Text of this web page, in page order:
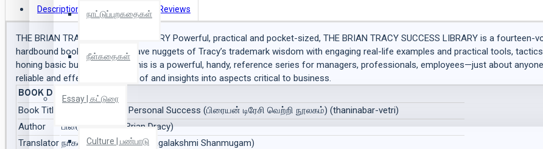
நாட்டுப்புறகதைகள்
நீள்கதைகள்
Essay | கட்டுரை
Culture | பண்பாடு
Description Book Details Reviews
THE BRIAN TRACY SUCCESS LIBRARY Powerful, practical and pocket-sized, THE BRIAN TRACY SUCCESS LIBRARY is a
hardbound books that interweave nuggets of Tracy’s trademark wisdom with engaging real-life examples and practical tools,
honing basic business skills. This is a powerful, handy, reference series for managers, professionals, employees—just about
reliable and effective overview of and insights into aspects critical to business.
BOOK DETAILS
Book Title
தனிநபர் வெற்றி | Personal Success (பிரையன் டிரேசி வெற்றி நூலகம்) (thaninabar-vetri)
Author
பிரையன் டிரேசி (Brian Dracy)
Translator நாகலட்சுமி சண்முகம் (Nagalakshmi Shanmugam)